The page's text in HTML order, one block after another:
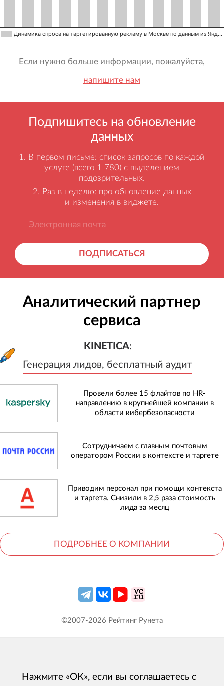
Динамика спроса на таргетированную рекламу в Москве по данным из Янд…
Если нужно больше информации, пожалуйста,
напишите нам
Подпишитесь на обновление
данных
В первом письме: список запросов по каждой
услуге (всего 1 780) с выделением
подозрительных.
Раз в неделю: про обновление данных
и изменения в виджете.
ПОДПИСАТЬСЯ
Аналитический партнер
сервиса
KINETICA:
Генерация лидов, бесплатный аудит
Генерация лидов, бесплатный
Провели более 15 флайтов по HR-
направлению в крупнейшей компании в
области кибербезопасности
Сотрудничаем с главным почтовым
оператором России в контексте и таргете
Приводим персонал при помощи контекста
и таргета. Снизили в 2,5 раза стоимость
лида за месяц
ПОДРОБНЕЕ О КОМПАНИИ
©2007-2026 Рейтинг Рунета
Нажмите «ОК», если вы соглашаетесь с